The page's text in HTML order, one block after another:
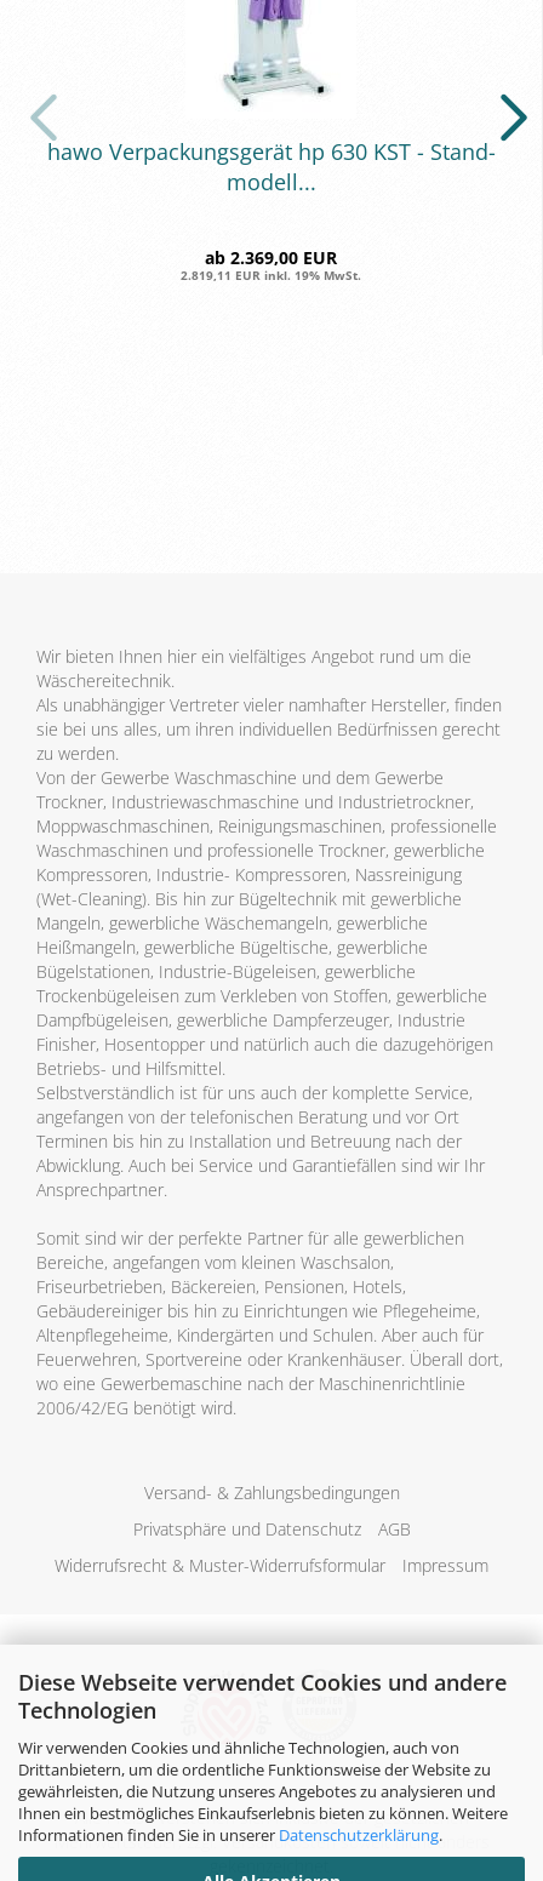
Diese Webseite verwendet Cookies und andere
Technologien
Wir verwenden Cookies und ähnliche Technologien, auch von
Drittanbietern, um die ordentliche Funktionsweise der Website zu
gewährleisten, die Nutzung unseres Angebotes zu analysieren und
Ihnen ein bestmögliches Einkaufserlebnis bieten zu können. Weitere
Informationen finden Sie in unserer Datenschutzerklärung.
hawo Ver­pa­ckungs­ge­rät hp 630 KST - Stand­
mo­dell...
ab 2.369,00 EUR
2.819,11 EUR inkl. 19% MwSt.
Wir bieten Ihnen hier ein vielfältiges Angebot rund um die
Wäschereitechnik.
Als unabhängiger Vertreter vieler namhafter Hersteller, finden
sie bei uns alles, um ihren individuellen Bedürfnissen gerecht
zu werden.
Von der Gewerbe Waschmaschine und dem Gewerbe
Trockner, Industriewaschmaschine und Industrietrockner,
Moppwaschmaschinen, Reinigungsmaschinen, professionelle
Waschmaschinen und professionelle Trockner, gewerbliche
Kompressoren, Industrie- Kompressoren, Nassreinigung
(Wet-Cleaning). Bis hin zur Bügeltechnik mit gewerbliche
Mangeln, gewerbliche Wäschemangeln, gewerbliche
Heißmangeln, gewerbliche Bügeltische, gewerbliche
Bügelstationen, Industrie-Bügeleisen, gewerbliche
Trockenbügeleisen zum Verkleben von Stoffen, gewerbliche
Dampfbügeleisen, gewerbliche Dampferzeuger, Industrie
Finisher, Hosentopper und natürlich auch die dazugehörigen
Betriebs- und Hilfsmittel.
Selbstverständlich ist für uns auch der komplette Service,
angefangen von der telefonischen Beratung und vor Ort
Terminen bis hin zu Installation und Betreuung nach der
Abwicklung. Auch bei Service und Garantiefällen sind wir Ihr
Ansprechpartner.
Somit sind wir der perfekte Partner für alle gewerblichen
Bereiche, angefangen vom kleinen Waschsalon,
Friseurbetrieben, Bäckereien, Pensionen, Hotels,
Gebäudereiniger bis hin zu Einrichtungen wie Pflegeheime,
Altenpflegeheime, Kindergärten und Schulen. Aber auch für
Feuerwehren, Sportvereine oder Krankenhäuser. Überall dort,
wo eine Gewerbemaschine nach der Maschinenrichtlinie
2006/42/EG benötigt wird.
Versand- & Zahlungsbedingungen
Privatsphäre und Datenschutz
AGB
Widerrufsrecht & Muster-Widerrufsformular
Impressum
Alle Preise verstehen sich inklusive der gesetzlichen
Mehrwertsteuer, zzgl.Versandkostensoweit nicht anders